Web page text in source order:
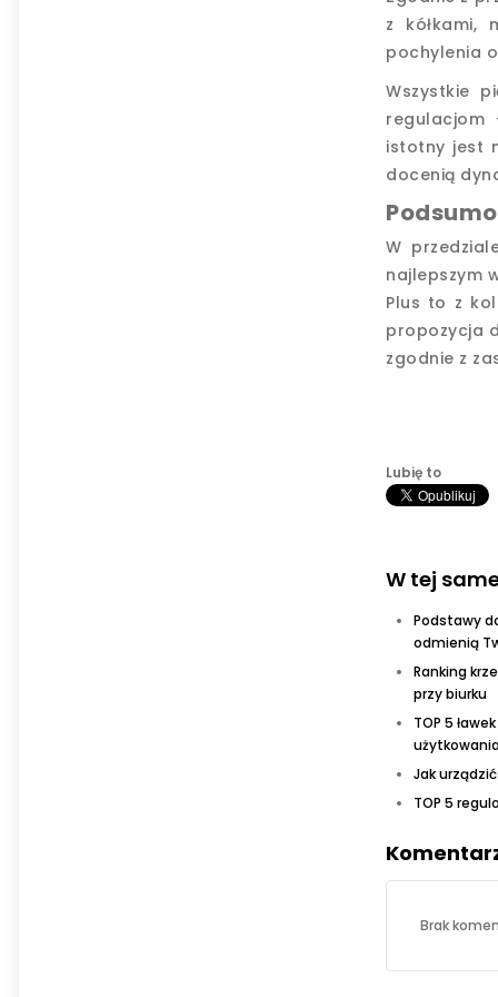
z kółkami,
pochylenia
Wszystkie
regulacjom
istotny jest
docenią
W
najlepszym
Plus to z
propozycja
zgodnie z
Lubię to
W tej
Podstawy
odmienią
Ranking
przy biurku
TOP 5
Jak
TOP 5
Brak